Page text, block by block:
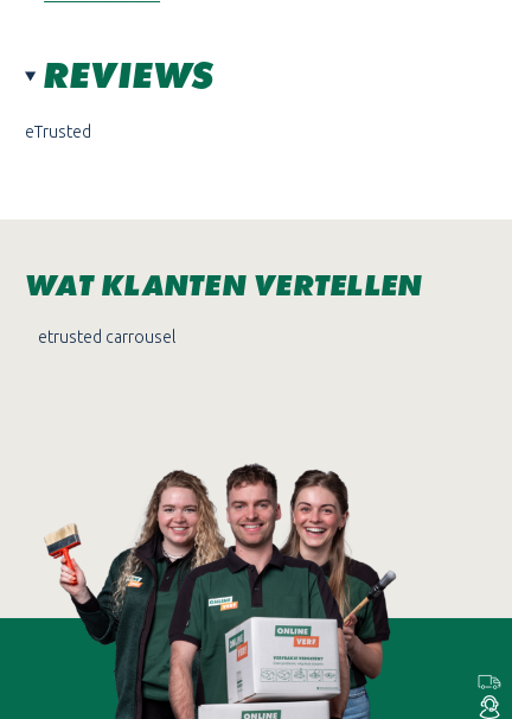
REVIEWS
eTrusted
WAT KLANTEN VERTELLEN
etrusted carrousel